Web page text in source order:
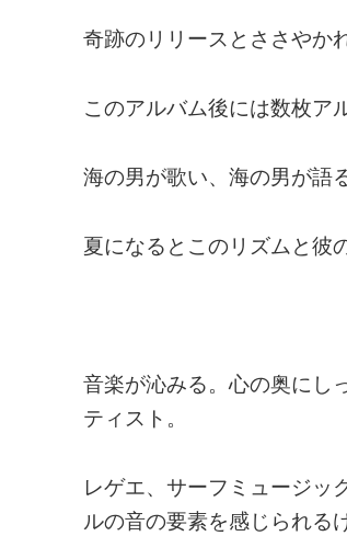
奇跡のリリースとささやか
このアルバム後には数枚ア
海の男が歌い、海の男が語
夏になるとこのリズムと彼
音楽が沁みる。心の奥にし
ティスト。
レゲエ、サーフミュージッ
ルの音の要素を感じられる